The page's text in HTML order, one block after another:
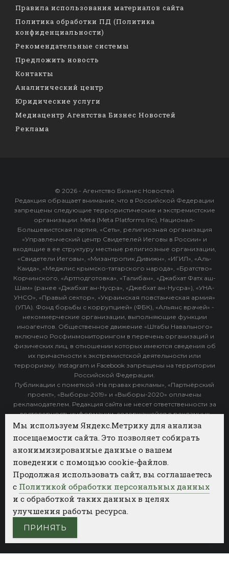
Правила использования материалов сайта
Политика обработки ПД (Политика
конфиденциальности)
Рекомендательные системы
Предложить новость
Контакты
Аналитический центр
Юридические услуги
Медиацентр Агентства Бизнес Новостей
Реклама
© 2026 - Агентство Бизнес Новостей
Редакция обращает внимание, что в Российской Федерации
запрещены следующие террористические и экстремистские
организации: Meta (Meta Platforms Inc), Национал-
Большевистская партия, «Сеть», религиозная организация
«Управленческий центр Свидетелей Иеговы в России» и
входящие в ее структуру местные религиозные организации,
«Свидетели Иеговы», «Мизантропик Дивижн», «ИГИЛ», «Аль-
Каида», «Меджлис крымско-татарского народа», «Братство»
Корчинского, «Артподготовка», «Талибан», «Джабхат Фатх аш-
Шам» (ранее «Джабхат ан-Нусра», «Джебхат ан-Нусра»), «УНА-
УНСО», «Правый сектор», «Украинская повстанческая армия»
(УПА). Фонд борьбы с коррупцией» (ФБК), «Альянс врачей» -
некоммерческие организации, выполняющие функции
иноагентов. Общественное движение «Штабы Навального»
включено Росфинмониторингом в перечень организаций и
физических лиц, в отношении которых имеются сведения об
их причастности к экстремистской деятельности или
терроризму. Instagram и Facebook запрещены на территории
Российской Федерации.
Публикации с пометкой «На правах рекламы», «Партнёрский
проект», «Выборы-2019» и «Выборы-2020» оплачены
рекламодателем. Редакция сайта не несет ответственности за
достоверность информации, содержащейся в рекламных
объявлениях.
ФОТОБАНК АГЕНТСТВА БИЗНЕС НОВОСТЕЙ
РЕГИОНЫ ПОЛИТИКА ОБЩЕСТВО
Мы используем Яндекс.Метрику для анализа
посещаемости сайта. Это позволяет собирать
анонимизированные данные о вашем
поведении с помощью cookie-файлов.
Продолжая использовать сайт, вы соглашаетесь
с Политикой обработки персональных данных
и с обработкой таких данных в целях
улучшения работы ресурса.
ПРИНЯТЬ